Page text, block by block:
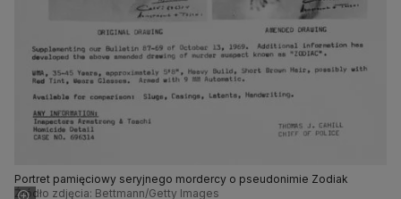
Portret pamięciowy seryjnego mordercy o pseudonimie Zodiak
Źródło zdjęcia: Bettmann/Getty Images